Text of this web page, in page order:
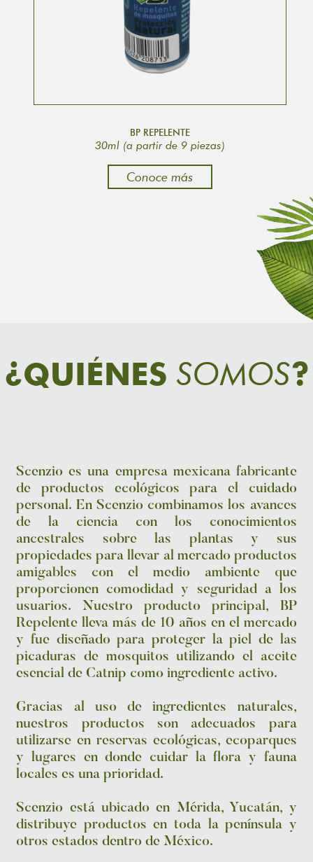
BP REPELENTE
30ml (a partir de 9 piezas)
Conoce más
¿QUIÉNES SOMOS?
Scenzio es una empresa mexicana fabricante
de productos ecológicos para el cuidado
personal. En Scenzio combinamos los avances
de la ciencia con los conocimientos
ancestrales sobre las plantas y sus
propiedades para llevar al mercado productos
amigables con el medio ambiente que
proporcionen comodidad y seguridad a los
usuarios. Nuestro producto principal, BP
Repelente lleva más de 10 años en el mercado
y fue diseñado para proteger la piel de las
picaduras de mosquitos utilizando el aceite
esencial de Catnip como ingrediente activo.
Gracias al uso de ingredientes naturales,
nuestros productos son adecuados para
utilizarse en reservas ecológicas, ecoparques
y lugares en donde cuidar la flora y fauna
locales es una prioridad.
Scenzio está ubicado en Mérida, Yucatán, y
distribuye productos en toda la península y
otros estados dentro de México.